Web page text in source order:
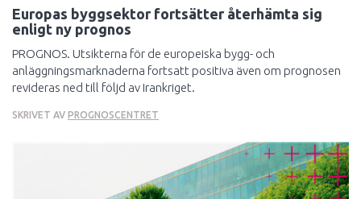
Europas byggsektor fortsätter återhämta sig
enligt ny prognos
PROGNOS. Utsikterna för de europeiska bygg- och
anläggningsmarknaderna fortsatt positiva även om prognosen
revideras ned till följd av Irankriget.
SKRIVET AV PROGNOSCENTRET